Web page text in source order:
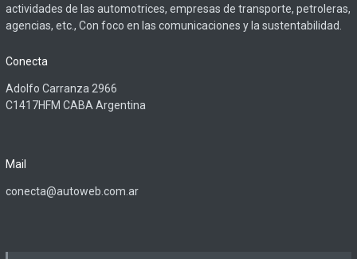
actividades de las automotrices, empresas de transporte, petroleras,
agencias, etc., Con foco en las comunicaciones y la sustentabilidad.
Conecta
Adolfo Carranza 2966
C1417HFM CABA Argentina
Mail
conecta@autoweb.com.ar